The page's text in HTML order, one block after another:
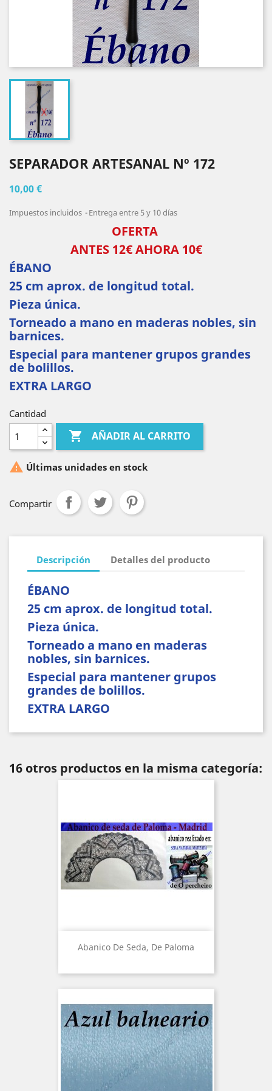
SEPARADOR ARTESANAL Nº 172
10,00 €
Impuestos incluidos Entrega entre 5 y 10 días
OFERTA
ANTES 12€ AHORA 10€
ÉBANO
25 cm aprox. de longitud total.
Pieza única.
Torneado a mano en maderas nobles, sin
barnices.
Especial para mantener grupos grandes
de bolillos.
EXTRA LARGO
Cantidad
 AÑADIR AL CARRITO
 Últimas unidades en stock
Compartir
Descripción Detalles del producto
ÉBANO
25 cm aprox. de longitud total.
Pieza única.
Torneado a mano en maderas
nobles, sin barnices.
Especial para mantener grupos
grandes de bolillos.
EXTRA LARGO
16 otros productos en la misma categoría:
Abanico De Seda, De Paloma